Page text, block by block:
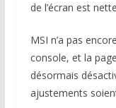
de l’écran est
MSI n’a pas
console, et la
désormais
ajustements